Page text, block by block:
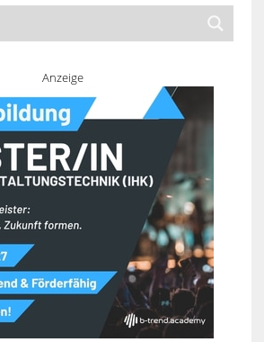
Anzeige